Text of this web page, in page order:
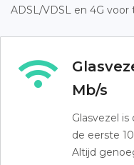
ADSL/VDSL en 4G voor
Mb/s
Glasvezel
de eerste
Altijd